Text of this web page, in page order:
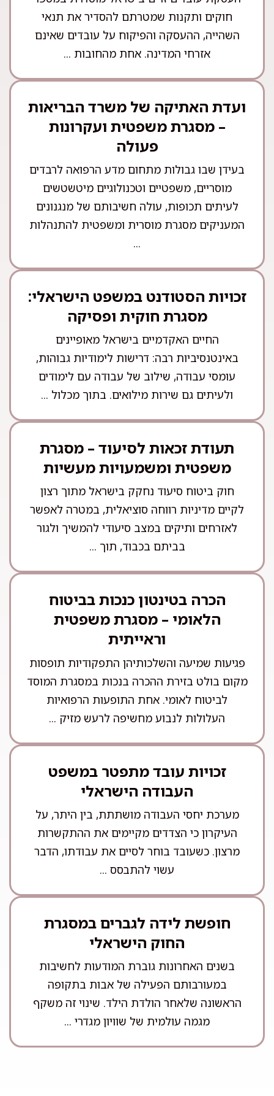
חוקים ותקנות שמטרתם להסדיר את תנאי
השהייה, ההעסקה והפיקוח על עובדים שאינם
אזרחי המדינה. אחת מהחובות ...
ועדת האתיקה של משרד הבריאות
– מסגרת משפטית ועקרונות
פעולה
בעידן שבו גבולות מתחום מדע הרפואה לרבדים
מוסריים, משפטיים וטכנולוגיים מיטשטשים
לעיתים תכופות, עולה חשיבותם של מנגנונים
המעניקים מסגרת מוסרית ומשפטית להתנהלות
...
זכויות הסטודנט במשפט הישראלי:
מסגרת חוקית ופסיקה
החיים האקדמיים בישראל מאופיינים
באינטנסיביות רבה: דרישות לימודיות גבוהות,
עומסי עבודה, שילוב של עבודה עם לימודים
ולעיתים גם שירות מילואים. בתוך מכלול ...
תעודת זכאות לסיעוד – מסגרת
משפטית ומשמעויות מעשיות
חוק ביטוח סיעוד נחקק בישראל מתוך רצון
לקיים מדיניות רווחה סוציאלית, במטרה לאפשר
לאזרחים ותיקים במצב סיעודי להמשיך ולגור
בביתם בכבוד, תוך ...
הכרה בטינטון כנכות בביטוח
הלאומי – מסגרת משפטית
וראייתית
פגיעות שמיעה והשלכותיהן התפקודיות תופסות
מקום בולט בזירת ההכרה בנכות במסגרת המוסד
לביטוח לאומי. אחת התופעות הרפואיות
העלולות לנבוע מחשיפה לרעש מזיק ...
זכויות עובד מתפטר במשפט
העבודה הישראלי
מערכת יחסי העבודה מושתתת, בין היתר, על
העיקרון כי הצדדים מקיימים את ההתקשרות
מרצון. כשעובד בוחר לסיים את עבודתו, הדבר
עשוי להתבסס ...
חופשת לידה לגברים במסגרת
החוק הישראלי
בשנים האחרונות גוברת המודעות לחשיבות
במעורבותם הפעילה של אבות בתקופה
הראשונה שלאחר הולדת הילד. שינוי זה משקף
מגמה עולמית של שוויון מגדרי ...